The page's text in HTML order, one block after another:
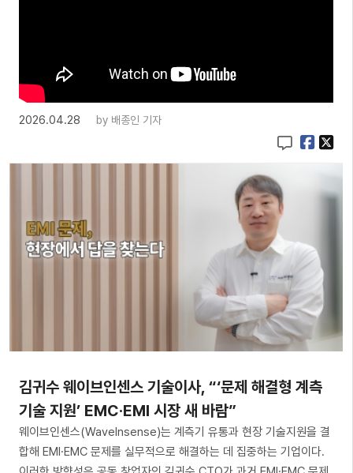
2026.04.28 by 배종인 기자
김귀수 웨이브인센스 기술이사, “‘문제 해결형 계측
기술 지원’ EMC·EMI 시장 새 바람”
웨이브인센스(WaveInsense)는 계측기 유통과 현장 기술지원을 결
합해 EMI·EMC 문제를 실무적으로 해결하는 데 집중하는 기업이다.